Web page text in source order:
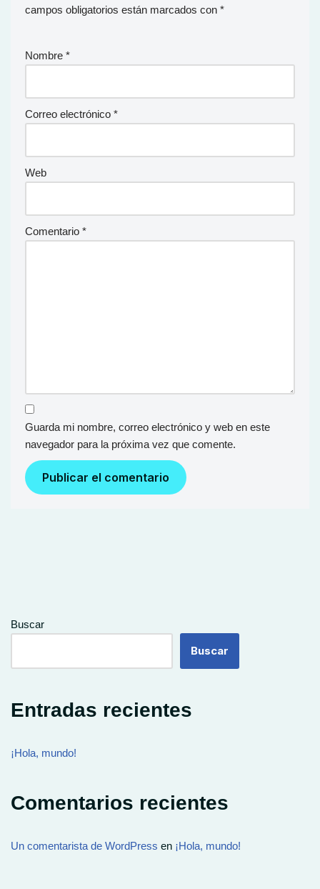
campos obligatorios están marcados con *
Nombre *
Correo electrónico *
Web
Comentario *
Guarda mi nombre, correo electrónico y web en este
navegador para la próxima vez que comente.
Buscar
Buscar
Entradas recientes
¡Hola, mundo!
Comentarios recientes
Un comentarista de WordPress en ¡Hola, mundo!